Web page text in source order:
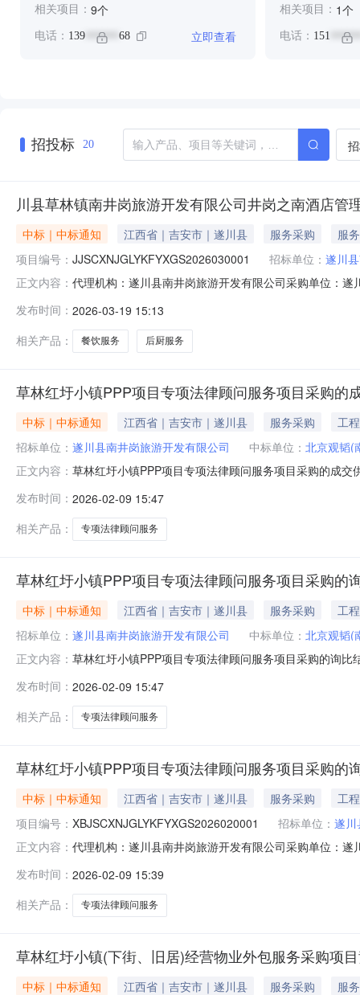
相关项目： 9个
电话： 139 ****** 68 立即查看
相关项目： 1个
电话： 151
招投标 20
川县草林镇南井岗旅游开发有限公司井岗之南酒店管
中标｜中标通知 江西省｜吉安市｜遂川县 服务采购
服务
项目编号： JJSCXNJGLYKFYXGS2026030001 招标单位： 遂川
正文内容： 代理机构：遂川县南井岗旅游开发有限公司采购单位：
餐饮服务采购项目1.00项--对供应商要求报价要求：保
发布时间： 2026-03-19 15:13
相关产品：
餐饮服务 后厨服务
草林红圩小镇PPP项目专项法律顾问服务项目采购的
中标｜中标通知 江西省｜吉安市｜遂川县 服务采购
工程
招标单位： 遂川县南井岗旅游开发有限公司 中标单位： 北京观韬(
正文内容： 草林红圩小镇PPP项目专项法律顾问服务项目采购的成
发布时间： 2026-02-09 15:47
相关产品：
专项法律顾问服务
草林红圩小镇PPP项目专项法律顾问服务项目采购的
中标｜中标通知 江西省｜吉安市｜遂川县 服务采购
工程
招标单位： 遂川县南井岗旅游开发有限公司 中标单位： 北京观韬(
正文内容： 草林红圩小镇PPP项目专项法律顾问服务项目采购的询
发布时间： 2026-02-09 15:47
相关产品：
专项法律顾问服务
草林红圩小镇PPP项目专项法律顾问服务项目采购的
中标｜中标通知 江西省｜吉安市｜遂川县 服务采购
工程
项目编号： XBJSCXNJGLYKFYXGS2026020001 招标单位： 遂川
正文内容： 代理机构：遂川县南井岗旅游开发有限公司采购单位：
民币根据竞标文件中的综合评分标准，北京观韬（南昌
发布时间： 2026-02-09 15:39
相关产品：
专项法律顾问服务
草林红圩小镇(下街、旧居)经营物业外包服务采购项
中标｜中标通知 江西省｜吉安市｜遂川县 服务采购
服务